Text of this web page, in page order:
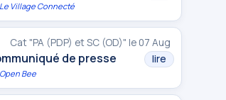
Le Village Connecté
Cat "PA (PDP) et SC (OD)" le 07 Aug
de presse lire
Open Bee